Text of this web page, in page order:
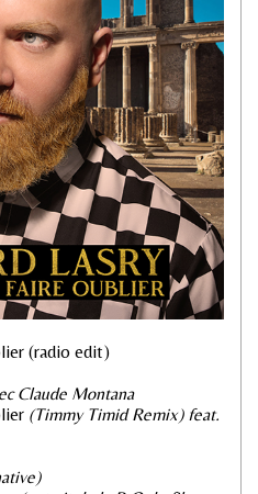
(radio edit)
Claude Montana
(Timmy Timid Remix) feat.